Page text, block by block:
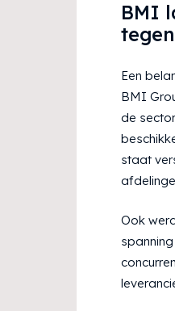
BMI
Een
BMI
de
staat
Ook